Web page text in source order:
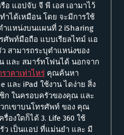
แอปจับ จี พี เอส เอามาไว้
ได้เหมือน โดย จะมีการใช้
ำแหน่งบนแผนที่ 2 iSharing
ศัพท์มือถือ แบบเรียลไทม์ แอ
สามารถระบุตำแหน่งของ
และ สมาร์ทโฟนได้ นอกจาก
าคาเท่าไหร่ คุณค้นหา
และ iPad ใช้งาน ไดง่าย สิ่ง
ในครอบครัวของคุณ และ
กเขาบนโทรศัพท์ ของ คุณ
องใดก็ได้ 3. Life 360 ใช้
เป็นแอป ที่แม่นยำ และ มี